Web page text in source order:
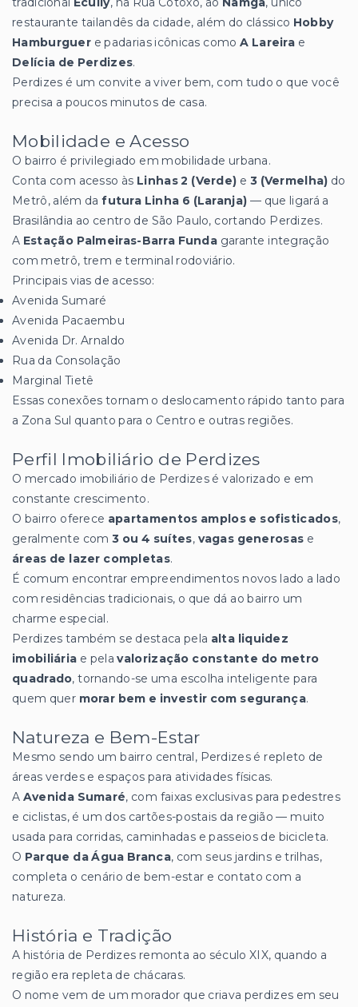
restaurante tailandês da cidade, além do clássico Hobby
Hamburguer e padarias icônicas comoA Lareira e
Delícia de Perdizes.
Perdizes é um convite a viver bem, com tudo o que você
precisa a poucos minutos de casa.
Mobilidade e Acesso
O bairro é privilegiado em mobilidade urbana.
Conta com acesso às Linhas 2 (Verde) e 3 (Vermelha) do
Metrô, além dafutura Linha 6 (Laranja) — que ligará a
Brasilândia ao centro de São Paulo, cortando Perdizes.
A Estação Palmeiras-Barra Funda garante integração
com metrô, trem e terminal rodoviário.
Principais vias de acesso:
Avenida Sumaré
Avenida Pacaembu
Avenida Dr. Arnaldo
Rua da Consolação
Marginal Tietê
Essas conexões tornam o deslocamento rápido tanto para
a Zona Sul quanto para o Centro e outras regiões.
Perfil Imobiliário de Perdizes
O mercado imobiliário de Perdizes é valorizado e em
constante crescimento.
O bairro oferece apartamentos amplos e sofisticados,
geralmente com3 ou 4 suítes, vagas generosas e
áreas de lazer completas.
É comum encontrar empreendimentos novos lado a lado
com residências tradicionais, o que dá ao bairro um
charme especial.
Perdizes também se destaca pela alta liquidez
imobiliária e pelavalorização constante do metro
quadrado, tornando-se uma escolha inteligente para
quem quer morar bem e investir com segurança.
Natureza e Bem-Estar
Mesmo sendo um bairro central, Perdizes é repleto de
áreas verdes e espaços para atividades físicas.
A Avenida Sumaré, com faixas exclusivas para pedestres
e ciclistas, é um dos cartões-postais da região — muito
usada para corridas, caminhadas e passeios de bicicleta.
O Parque da Água Branca, com seus jardins e trilhas,
completa o cenário de bem-estar e contato com a
natureza.
História e Tradição
A história de Perdizes remonta ao século XIX, quando a
região era repleta de chácaras.
O nome vem de um morador que criava perdizes em seu